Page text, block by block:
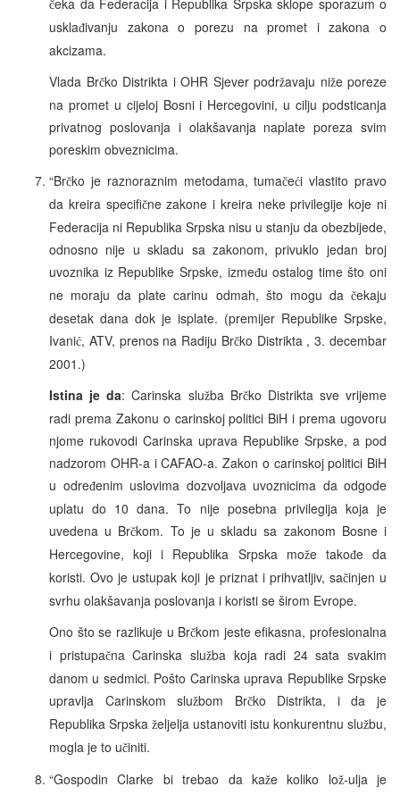
č
usklađivanju zakona o porezu na promet i zakona o
akcizama.
Vlada Brčko Distrikta i OHR Sjever podržavaju niže poreze
na promet u cijeloj Bosni i Hercegovini, u cilju podsticanja
privatnog poslovanja i olakšavanja naplate poreza svim
poreskim obveznicima.
“Brčko je raznoraznim metodama, tumačeći vlastito pravo
da kreira specifične zakone i kreira neke privilegije koje ni
Federacija ni Republika Srpska nisu u stanju da obezbijede,
odnosno nije u skladu sa zakonom, privuklo jedan broj
uvoznika iz Republike Srpske, između ostalog time što oni
ne moraju da plate carinu odmah, što mogu da čekaju
desetak dana dok je isplate. (premijer Republike Srpske,
Ivanić, ATV, prenos na Radiju Brčko Distrikta , 3. decembar
2001.)
Istina je da: Carinska služba Brčko Distrikta sve vrijeme
radi prema Zakonu o carinskoj politici BiH i prema ugovoru
njome rukovodi Carinska uprava Republike Srpske, a pod
nadzorom OHR-a i CAFAO-a. Zakon o carinskoj politici BiH
u određenim uslovima dozvoljava uvoznicima da odgode
uplatu do 10 dana. To nije posebna privilegija koja je
uvedena u Brčkom. To je u skladu sa zakonom Bosne i
Hercegovine, koji i Republika Srpska može takođe da
koristi. Ovo je ustupak koji je priznat i prihvatljiv, sačinjen u
svrhu olakšavanja poslovanja i koristi se širom Evrope.
Ono što se razlikuje u Brčkom jeste efikasna, profesionalna
i pristupačna Carinska služba koja radi 24 sata svakim
danom u sedmici. Pošto Carinska uprava Republike Srpske
upravlja Carinskom službom Brčko Distrikta, i da je
Republika Srpska željelja ustanoviti istu konkurentnu službu,
mogla je to učiniti.
“Gospodin Clarke bi trebao da kaže koliko lož-ulja je